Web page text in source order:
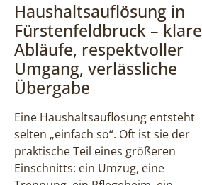
Haushaltsauflösung in
Fürstenfeldbruck – klare
Abläufe, respektvoller
Umgang, verlässliche
Übergabe
Eine Haushaltsauflösung entsteht
selten „einfach so“. Oft ist sie der
praktische Teil eines größeren
Einschnitts: ein Umzug, eine